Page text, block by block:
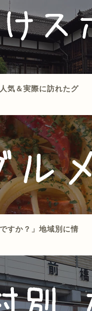
気＆実際に訪れたグ
すか？」地域別に情